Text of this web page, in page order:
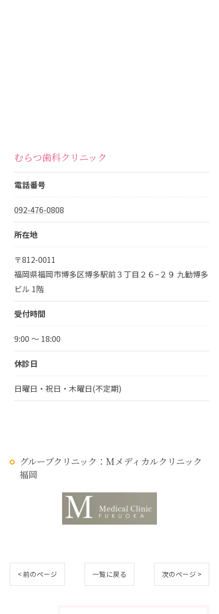
むらつ歯科クリニック
電話番号
092-476-0808
所在地
〒812-0011
福岡県福岡市博多区博多駅前３丁目２６−２９ 九勧博多
ビル 1階
受付時間
9:00 ～ 18:00
休診日
日曜日・祝日・木曜日(不定期)
グループクリニック：Mメディカルクリニック
福岡
< 前のページ 一覧に戻る 次のページ >